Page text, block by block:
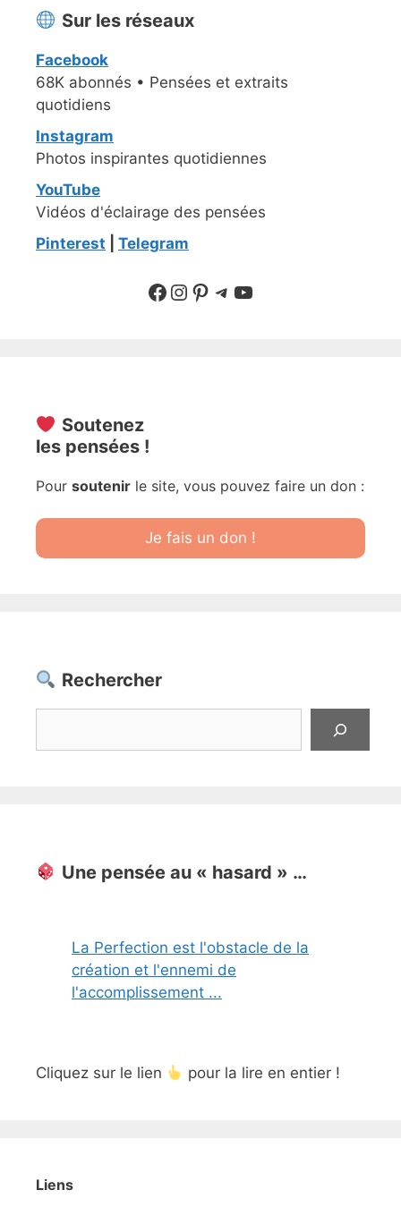
Sur les réseaux
Facebook
68K abonnés • Pensées et extraits
quotidiens
Instagram
Photos inspirantes quotidiennes
YouTube
Vidéos d'éclairage des pensées
Pinterest
Telegram
Suivre sur Facebook
Suivre sur Instagram
Pinterest
Sur Telegram
YouTube
Soutenez
les pensées !
Pour soutenir le site, vous pouvez faire un don :
Je fais un don !
Rechercher
Une pensée au « hasard » …
La Perfection est l'obstacle de la
création et l'ennemi de
l'accomplissement ...
Cliquez sur le lien pour la lire en entier !
Liens